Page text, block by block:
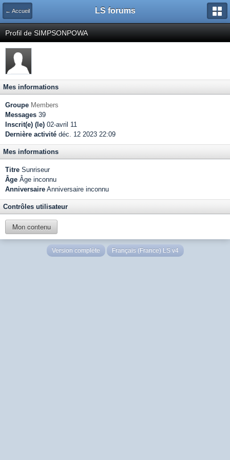
← Accueil LS forums
Profil de SIMPSONPOWA
Mes informations
Groupe Members
Messages 39
Inscrit(e) (le) 02-avril 11
Dernière activité déc. 12 2023 22:09
Mes informations
Titre Sunriseur
Âge Âge inconnu
Anniversaire Anniversaire inconnu
Contrôles utilisateur
Mon contenu
Version complète Français (France) LS v4